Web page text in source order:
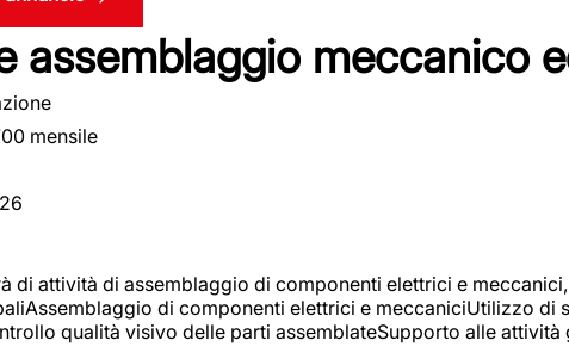
assemblaggio meccanico
mensile
di attività di assemblaggio di componenti elettrici e
di componenti elettrici e meccaniciUtilizzo
qualità visivo delle parti assemblateSupporto alle